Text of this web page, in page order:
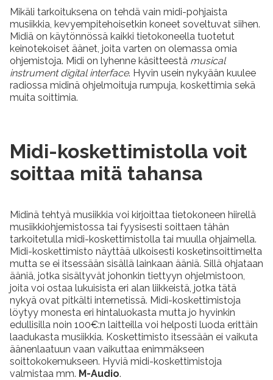
Mikäli tarkoituksena on tehdä vain midi-pohjaista
musiikkia, kevyempitehoisetkin koneet soveltuvat siihen.
Midiä on käytönnössä kaikki tietokoneella tuotetut
keinotekoiset äänet, joita varten on olemassa omia
ohjemistoja. Midi on lyhenne käsitteestä musical
instrument digital interface. Hyvin usein nykyään kuulee
radiossa midinä ohjelmoituja rumpuja, koskettimia sekä
muita soittimia.
Midi-koskettimistolla voit
soittaa mitä tahansa
Midinä tehtyä musiikkia voi kirjoittaa tietokoneen hiirellä
musiikkiohjemistossa tai fyysisesti soittaen tähän
tarkoitetulla midi-koskettimistolla tai muulla ohjaimella.
Midi-koskettimisto näyttää ulkoisesti kosketinsoittimelta
mutta se ei itsessään sisällä lainkaan ääniä. Sillä ohjataan
ääniä, jotka sisältyvät johonkin tiettyyn ohjelmistoon,
joita voi ostaa lukuisista eri alan liikkeistä, jotka tätä
nykyä ovat pitkälti internetissä. Midi-koskettimistoja
löytyy monesta eri hintaluokasta mutta jo hyvinkin
edullisilla noin 100€:n laitteilla voi helposti luoda erittäin
laadukasta musiikkia. Koskettimisto itsessään ei vaikuta
äänenlaatuun vaan vaikuttaa enimmäkseen
soittokokemukseen. Hyviä midi-koskettimistoja
valmistaa mm. M-Audio.